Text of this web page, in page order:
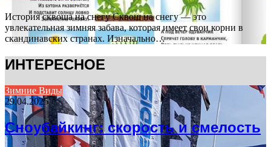
История сквоша на снегу Сквош на снегу — это
увлекательная зимняя забава, которая имеет свои корни в
скандинавских странах. Изначально…
ИНТЕРЕСНОЕ
Зимние Виды
29.04.2025
Сноубайкинг: скорость и смелость